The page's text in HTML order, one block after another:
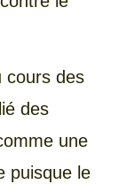
cours des
des
une
puisque le